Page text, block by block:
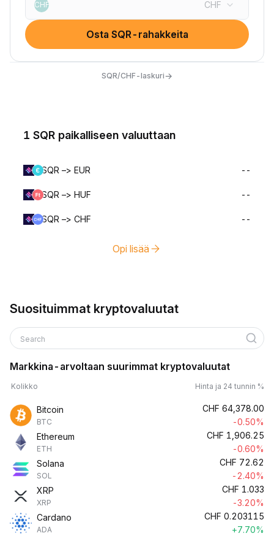
CHF CHF
Osta SQR-rahakkeita
SQR/CHF-laskuri→
1 SQR paikalliseen valuuttaan
SQR –> EUR --
SQR –> HUF --
SQR –> CHF --
Opi lisää
Suosituimmat kryptovaluutat
Search
Markkina-arvoltaan suurimmat kryptovaluutat
Kolikko Hinta ja 24 tunnin %
Bitcoin
BTC
CHF 64,378.00
-0.50%
Ethereum
ETH
CHF 1,906.25
-0.60%
Solana
SOL
CHF 72.62
-2.40%
XRP
XRP
CHF 1.033
-3.20%
Cardano
ADA
CHF 0.203115
+7.70%